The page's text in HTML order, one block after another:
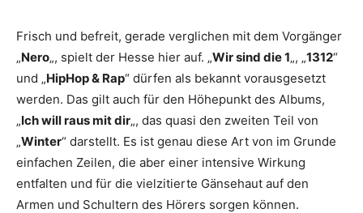
Frisch und befreit, gerade verglichen mit dem Vorgänger
„Nero„, spielt der Hesse hier auf. „Wir sind die 1„, „1312“
und „HipHop & Rap“ dürfen als bekannt vorausgesetzt
werden. Das gilt auch für den Höhepunkt des Albums,
„Ich will raus mit dir„, das quasi den zweiten Teil von
„Winter“ darstellt. Es ist genau diese Art von im Grunde
einfachen Zeilen, die aber einer intensive Wirkung
entfalten und für die vielzitierte Gänsehaut auf den
Armen und Schultern des Hörers sorgen können.